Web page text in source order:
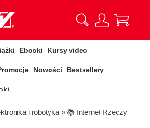
Ebooki Kursy video
Nowości Bestsellery
i robotyka » 📚 Internet Rzeczy